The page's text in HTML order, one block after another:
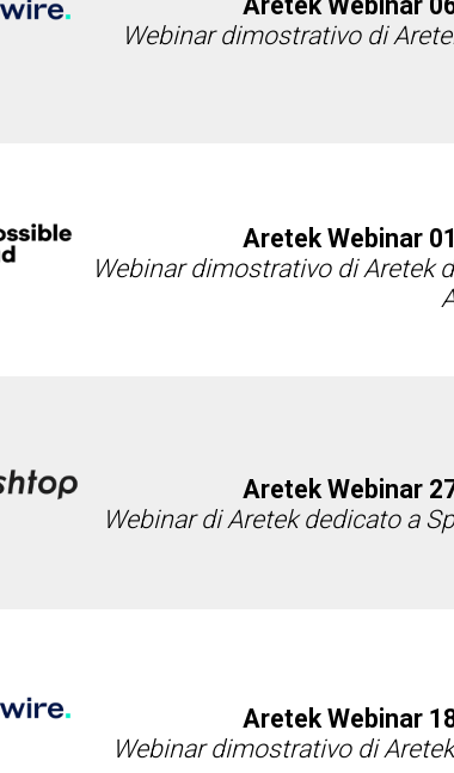
Webinar dimostrativo di
Aretek Webinar
Webinar dimostrativo di Aretek
Aretek Webinar
Webinar di Aretek dedicato a
Aretek Webinar
Webinar dimostrativo di